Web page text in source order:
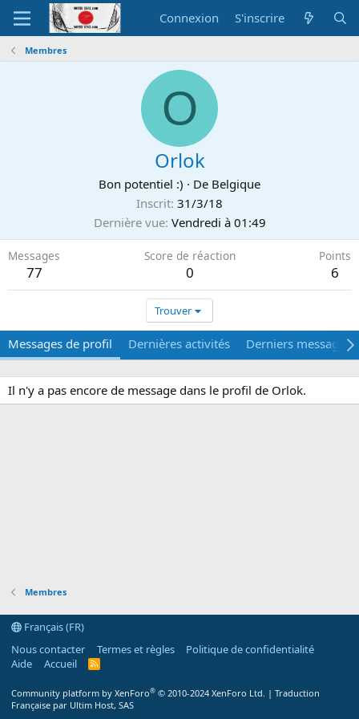
Connexion S'inscrire
Membres
O
Orlok
Bon potentiel :) · De Belgique
Inscrit 31/3/18
Dernière vue Vendredi à 01:49
Messages
77
Score de réaction
0
Points
6
Trouver
Messages de profil Dernières activités Derniers messages
Il n'y a pas encore de message dans le profil de Orlok.
Membres
Français (FR)
Nous contacter
Termes et règles
Politique de confidentialité
Aide
Accueil
R
Community platform by XenForo® © 2010-2024 XenForo Ltd. | Traduction
Française par Ultim Host, SAS